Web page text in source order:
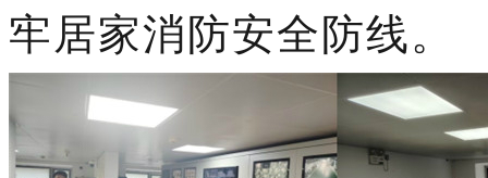
牢居家消防安全防线。